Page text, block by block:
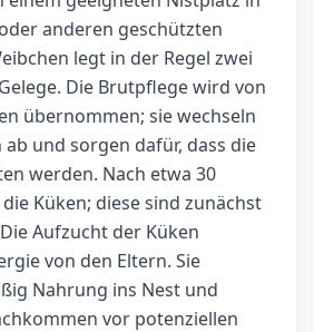
anderen geschützten
legt in der Regel zwei
Die Brutpflege wird von
übernommen; sie wechseln
und sorgen dafür, dass die
werden. Nach etwa 30
Küken; diese sind zunächst
Aufzucht der Küken
von den Eltern. Sie
Nahrung ins Nest und
vor potenziellen